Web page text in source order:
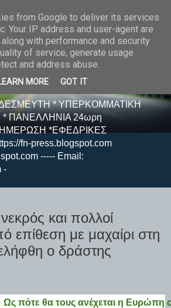
R E S S -
* ΥΠΕΡΚΟΜΜΑΤΙΚΗ
* ΠΑΝΕΛΛΗΝΙΑ 24ωρη
*ΕΦΕΔΡΙΚΕΣ
fn-press.blogspot.com
----- Email:
-
και πολλοί
επίθεση με μαχαίρι στη
ο δράστης
Ως πότε θα τους ανέχεται η Ευρώπη
from Google to deliver its services
Your IP address and user-agent are
with performance and security
of service, generate usage
and address abuse.
MORE GOT IT